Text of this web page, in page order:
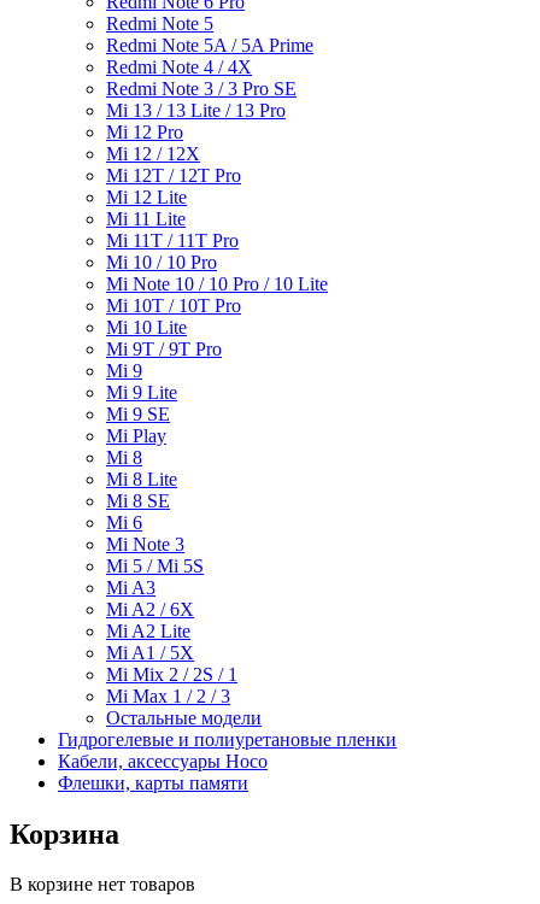
Redmi Note 5
Redmi Note 5A / 5A Prime
Redmi Note 4 / 4X
Redmi Note 3 / 3 Pro SE
Mi 13 / 13 Lite / 13 Pro
Mi 12 Pro
Mi 12 / 12X
Mi 12T / 12T Pro
Mi 12 Lite
Mi 11 Lite
Mi 11T / 11T Pro
Mi 10 / 10 Pro
Mi Note 10 / 10 Pro / 10 Lite
Mi 10T / 10T Pro
Mi 10 Lite
Mi 9T / 9T Pro
Mi 9
Mi 9 Lite
Mi 9 SE
Mi Play
Mi 8
Mi 8 Lite
Mi 8 SE
Mi 6
Mi Note 3
Mi 5 / Mi 5S
Mi A3
Mi A2 / 6X
Mi A2 Lite
Mi A1 / 5X
Mi Mix 2 / 2S / 1
Mi Max 1 / 2 / 3
Остальные модели
Гидрогелевые и полиуретановые пленки
Кабели, аксессуары Hoco
Флешки, карты памяти
Корзина
В корзине нет товаров